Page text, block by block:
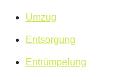
Umzug
Entsorgung
Entrümpelung